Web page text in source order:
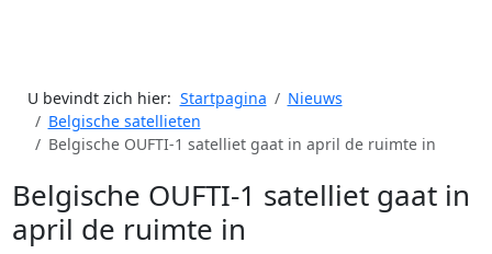
U bevindt zich hier: Startpagina
Nieuws
Belgische satellieten
Belgische OUFTI-1 satelliet gaat in april de ruimte in
Belgische OUFTI-1 satelliet gaat in
april de ruimte in